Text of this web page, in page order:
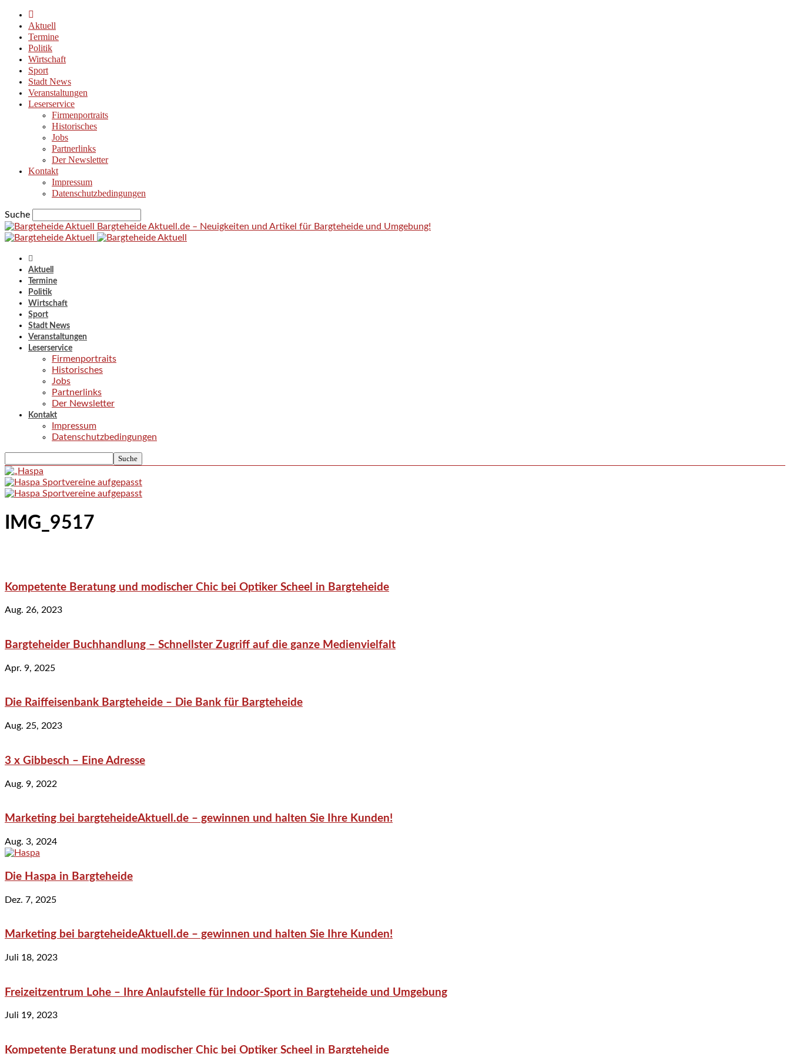
Aktuell
Termine
Politik
Wirtschaft
Sport
Stadt News
Veranstaltungen
Leserservice
Firmenportraits
Historisches
Jobs
Partnerlinks
Der Newsletter
Kontakt
Impressum
Datenschutzbedingungen
Suche
Bargteheide Aktuell.de – Neuigkeiten und Artikel für Bargteheide und Umgebung!
Aktuell
Termine
Politik
Wirtschaft
Sport
Stadt News
Veranstaltungen
Leserservice
Firmenportraits
Historisches
Jobs
Partnerlinks
Der Newsletter
Kontakt
Impressum
Datenschutzbedingungen
IMG_9517
Kompetente Beratung und modischer Chic bei Optiker Scheel in Bargteheide
Aug. 26, 2023
Bargteheider Buchhandlung – Schnellster Zugriff auf die ganze Medienvielfalt
Apr. 9, 2025
Die Raiffeisenbank Bargteheide – Die Bank für Bargteheide
Aug. 25, 2023
3 x Gibbesch – Eine Adresse
Aug. 9, 2022
Marketing bei bargteheideAktuell.de – gewinnen und halten Sie Ihre Kunden!
Aug. 3, 2024
Die Haspa in Bargteheide
Dez. 7, 2025
Marketing bei bargteheideAktuell.de – gewinnen und halten Sie Ihre Kunden!
Juli 18, 2023
Freizeitzentrum Lohe – Ihre Anlaufstelle für Indoor-Sport in Bargteheide und Umgebung
Juli 19, 2023
Kompetente Beratung und modischer Chic bei Optiker Scheel in Bargteheide